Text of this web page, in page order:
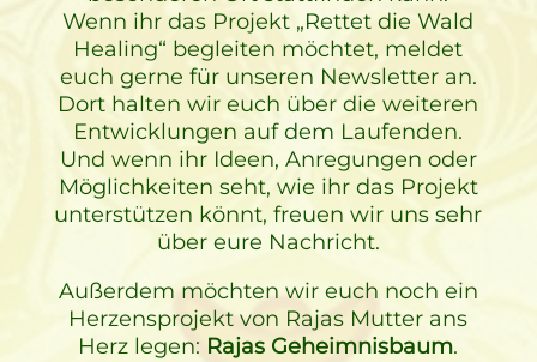
Wenn ihr das Projekt „Rettet die Wald
Healing“ begleiten möchtet, meldet
euch gerne für unseren Newsletter an.
Dort halten wir euch über die weiteren
Entwicklungen auf dem Laufenden.
Und wenn ihr Ideen, Anregungen oder
Möglichkeiten seht, wie ihr das Projekt
unterstützen könnt, freuen wir uns sehr
über eure Nachricht.
Außerdem möchten wir euch noch ein
Herzensprojekt von Rajas Mutter ans
Herz legen: Rajas Geheimnisbaum.